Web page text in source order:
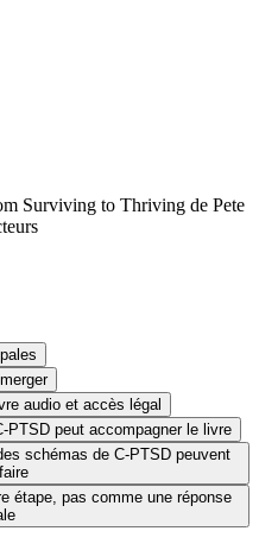
Surviving to Thriving de Pete
audio et accès légal
PTSD peut accompagner le livre
schémas de C-PTSD peuvent
étape, pas comme une réponse